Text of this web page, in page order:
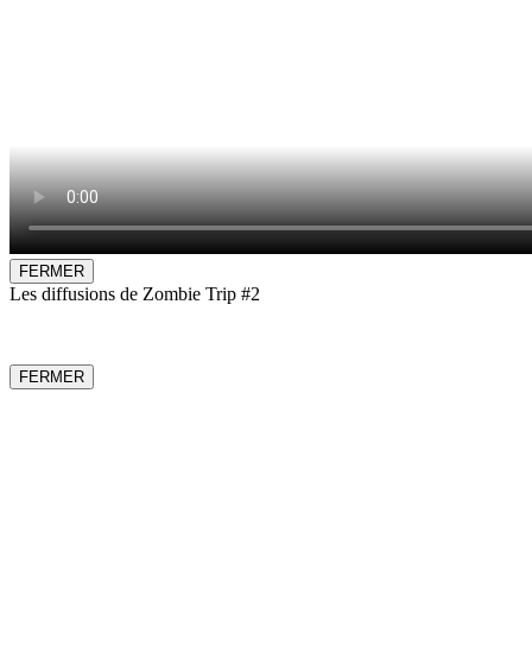
FERMER
Les diffusions de Zombie Trip #2
FERMER